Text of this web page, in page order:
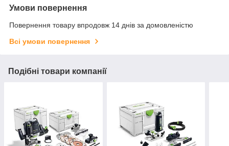
Умови повернення
Повернення товару впродовж 14 днів за домовленістю
Всі умови повернення
Подібні товари компанії